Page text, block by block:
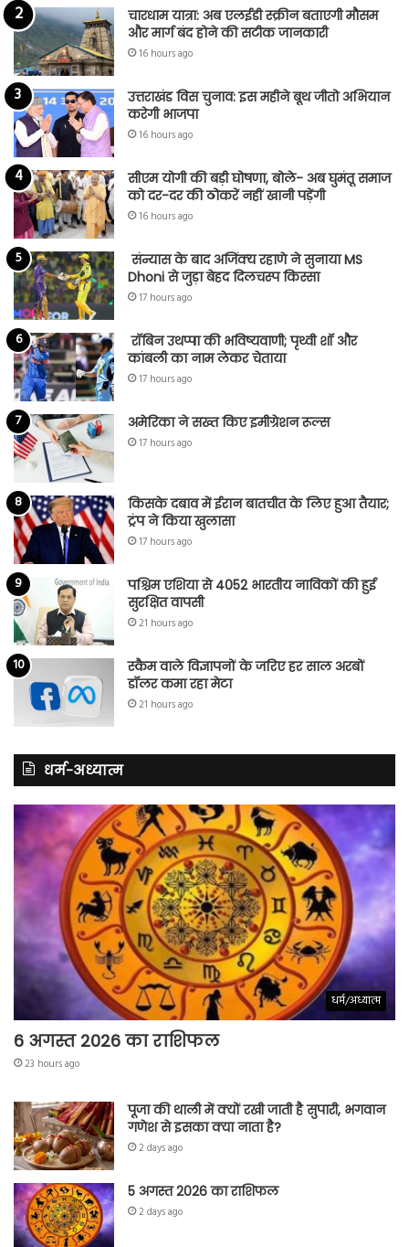
चारधाम यात्रा: अब एलईडी स्क्रीन बताएगी मौसम
और मार्ग बंद होने की सटीक जानकारी
16 hours ago
उत्तराखंड विस चुनाव: इस महीने बूथ जीतो अभियान
करेगी भाजपा
16 hours ago
सीएम योगी की बड़ी घोषणा, बोले- अब घुमंतू समाज
को दर-दर की ठोकरें नहीं खानी पड़ेंगी
16 hours ago
संन्यास के बाद अजिंक्‍य रहाणे ने सुनाया MS
Dhoni से जुड़ा बेहद दिलचस्प किस्सा
17 hours ago
रॉबिन उथप्पा की भविष्यवाणी; पृथ्वी शॉ और
कांबली का नाम लेकर चेताया
17 hours ago
अमेरिका ने सख्त किए इमीग्रेशन रूल्स
17 hours ago
किसके दबाव में ईरान बातचीत के लिए हुआ तैयार;
ट्रंप ने किया खुलासा
17 hours ago
पश्चिम एशिया से 4052 भारतीय नाविकों की हुई
सुरक्षित वापसी
21 hours ago
स्कैम वाले विज्ञापनों के जरिए हर साल अरबों
डॉलर कमा रहा मेटा
21 hours ago
धर्म-अध्यात्म
धर्म/अध्यात्म
6 अगस्त 2026 का राशिफल
23 hours ago
पूजा की थाली में क्यों रखी जाती है सुपारी, भगवान
गणेश से इसका क्या नाता है?
2 days ago
5 अगस्त 2026 का राशिफल
2 days ago